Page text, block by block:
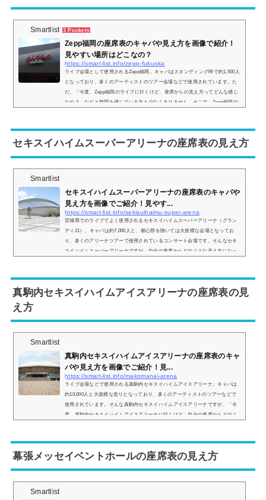
Smartlist 3 Pockets
Zepp福岡の座席表のキャパや見え方を画像で紹介！
見やすい場所はどこなの？
https://smart-list.info/zepp-fukuoka
ライブ会場として使用されるZepp福岡。キャパはスタンディング時で約1,500人
となっており、多くのアーティストのツアー会場などで使用されています。た
だ、「今度、Zepp福岡のライブに行くけど、座席からの見え方ってどんな感じ
なの？」などと疑問を感じている方も少なくありません。そこで、Zepp福岡の
座席表の画像は以下の通りです。【スタンディング時の画像】会場の造りは 1
階席 ...
セキスイハイムスーパーアリーナの座席表の見え方
Smartlist
セキスイハイムスーパーアリーナの座席表のキャパや
見え方を画像でご紹介！見やす...
https://smart-list.info/sekisuihaimu-super-arena
宮城県でのライブでよく使用されるセキスイハイムスーパーアリーナ（グラン
ディ21）。キャパは約7,000人と、都心部を除いては大規模な会場となってお
り、多くのアリーナツアーで使用されているコンサート会場です。そんなセキ
スイハイムスーパーアリーナですが、自分の座席からどのような見え方になっ
ムスーパーアリーナの座席表とキャパは？セキスイハイムスーパーアリーナの
座席表の...
真駒内セキスイハイムアイスアリーナの座席表の見
え方
Smartlist
真駒内セキスイハイムアイスアリーナの座席表のキャ
パや見え方を画像でご紹介！見...
https://smart-list.info/makomanai-arena
ライブ会場などで使用される真駒内セキスイハイムアイスアリーナ。キャパは
約10,000人と大規模な造りとなっており、多くのアーティストのツアーなどで
使用されています。そんな真駒内セキスイハイムアイスアリーナですが、「今
度、真駒内セキスイハイムアイスアリーナに行くけど、自分の座席からどのよ
の画像でご紹介し、見やすい席はどこなのかについてまとめてみました。真駒
内セキ...
幕張メッセイベントホールの座席表の見え方
Smartlist